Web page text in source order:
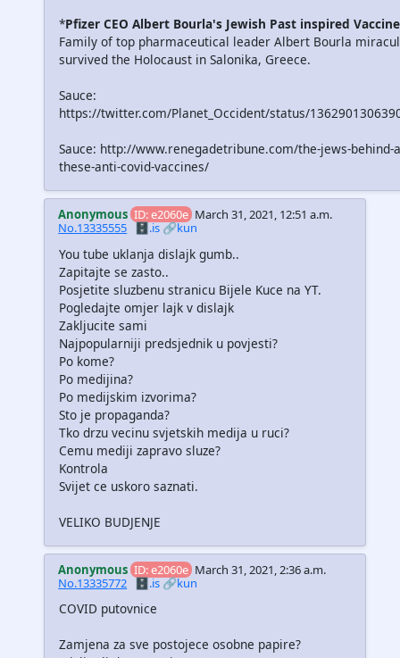
*Pfizer CEO Albert Bourla's Jewish Past inspired
Family of top pharmaceutical leader Albert Bourla
survived the Holocaust in Salonika, Greece.
Sauce:
https://twitter.com/Planet_Occident/status/
Sauce: http://www.renegadetribune.com/the-jews-behind-
these-anti-covid-vaccines/
Anonymous ID: e2060e March 31, 2021, 12:51 a.m.
No.13335555
🗄️.is 🔗kun
You tube uklanja dislajk gumb..
Zapitajte se zasto..
Posjetite sluzbenu stranicu Bijele Kuce na YT.
Pogledajte omjer lajk v dislajk
Zakljucite sami
Najpopularniji predsjednik u povjesti?
Po kome?
Po medijina?
Po medijskim izvorima?
Sto je propaganda?
Tko drzu vecinu svjetskih medija u ruci?
Cemu mediji zapravo sluze?
Kontrola
Svijet ce uskoro saznati.
VELIKO BUDJENJE
Anonymous ID: e2060e March 31, 2021, 2:36 a.m.
No.13335772 🗄️.is🔗kun
COVID putovnice
Zamjena za sve postojece osobne papire?